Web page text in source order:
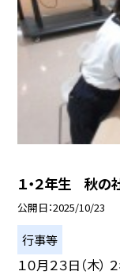
１・２年生 秋
公開日 2025/10/23
行事等
１０月２３日（木